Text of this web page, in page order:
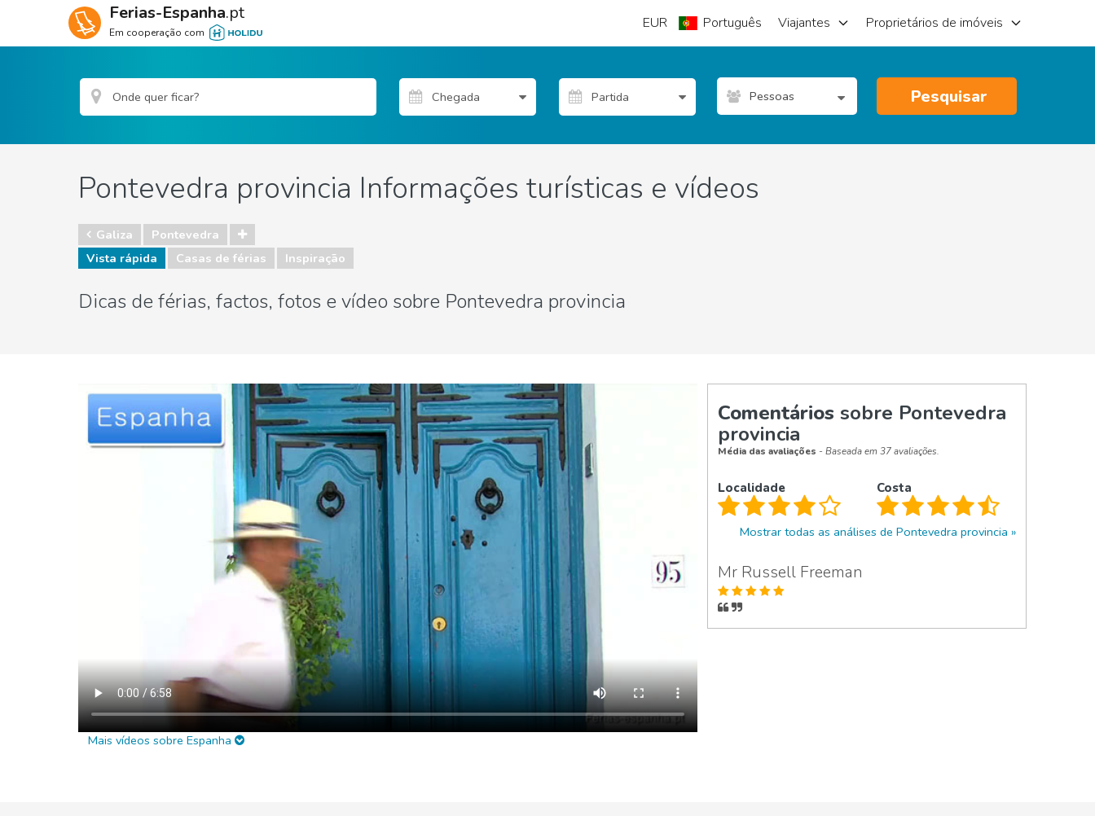
Ferias-Espanha.pt
Em cooperação com
EUR Português Viajantes Proprietários de imóveis
Pessoas Pesquisar
Pontevedra provincia Informações turísticas e vídeos
Galiza
Pontevedra
Vista rápida
Casas de férias Inspiração
Dicas de férias, factos, fotos e vídeo sobre Pontevedra provincia
Mais vídeos sobre Espanha
Comentários sobre Pontevedra
provincia
Média das avaliações - Baseada em 37 avaliações.
Localidade Costa
Mostrar todas as análises de Pontevedra provincia
Mr Russell Freeman